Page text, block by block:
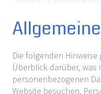
Die folgenden
Überblick darüber, was
personenbezogenen
Website besuchen.